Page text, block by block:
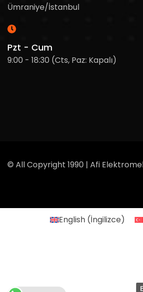
Ümraniye/İstanbul
Pzt - Cum
9:00 - 18:30 (Cts, Paz: Kapalı)
© All Copyright 1990 | Afi
English(İngilizce)